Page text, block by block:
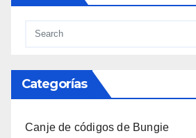
Categorías
Canje de códigos de Bungie